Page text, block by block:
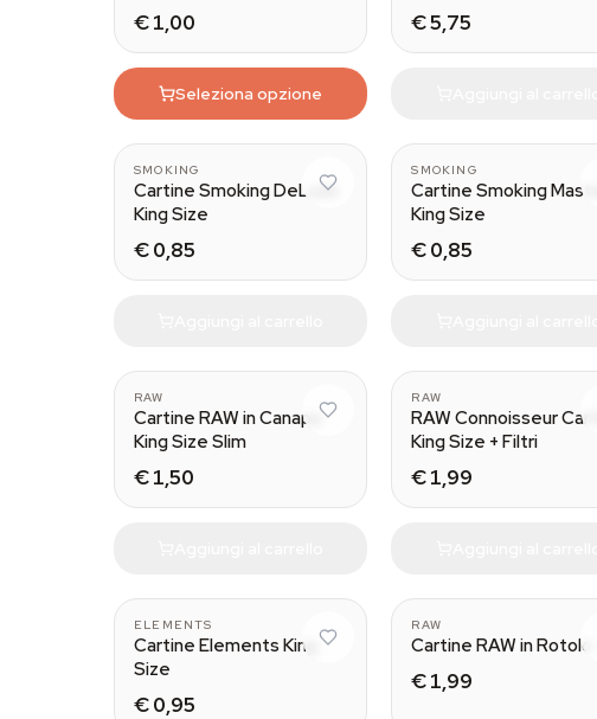
€ 1,00
Seleziona opzione
€ 5,75
SMOKING
Cartine Smoking DeLuxe
King Size
€ 0,85
SMOKING
Cartine Smoking
King Size
€ 0,85
RAW
Cartine RAW in Canapa
King Size Slim
€ 1,50
RAW
RAW Connoisseur
King Size + Filtri
€ 1,99
ELEMENTS
Cartine Elements King
Size
€ 0,95
RAW
Cartine RAW in Rotolo
€ 1,99